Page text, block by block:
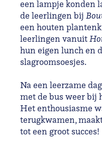
een lampje konden
de leerlingen bij
een houten
leerlingen vanuit
hun eigen lunch en
slagroomsoesjes.
Na een leerzame
met de bus weer bij
Het enthousiasme
terugkwamen,
tot een groot succes!